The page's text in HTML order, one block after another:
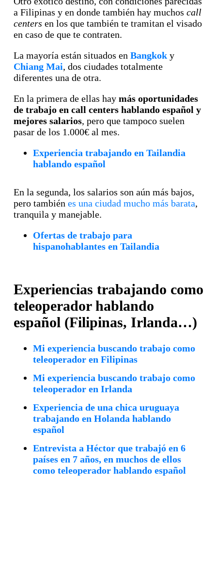
a Filipinas y en donde también hay muchos call
centers en los que también te tramitan el visado
en caso de que te contraten.
La mayoría están situados en Bangkok y
Chiang Mai, dos ciudades totalmente
diferentes una de otra.
En la primera de ellas hay más oportunidades
de trabajo en call centers hablando español y
mejores salarios, pero que tampoco suelen
pasar de los 1.000€ al mes.
Experiencia trabajando en Tailandia
hablando español
En la segunda, los salarios son aún más bajos,
pero también es una ciudad mucho más barata,
tranquila y manejable.
Ofertas de trabajo para
hispanohablantes en Tailandia
Experiencias trabajando como
teleoperador hablando
español (Filipinas, Irlanda…)
Mi experiencia buscando trabajo como
teleoperador en Filipinas
Mi experiencia buscando trabajo como
teleoperador en Irlanda
Experiencia de una chica uruguaya
trabajando en Holanda hablando
español
Entrevista a Héctor que trabajó en 6
países en 7 años, en muchos de ellos
como teleoperador hablando español